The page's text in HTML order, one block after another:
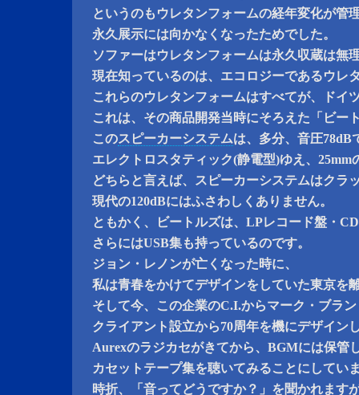
というのもウレタンフォームの経年変化が管
永久展示には向かなくなったためでした。
ソファーはウレタンフォームは永久収蔵は無
現在知っているのは、エコロジーであるウレ
これらのウレタンフォームはすべてが、ドイ
これは、その商品開発当時にそろえた「ビー
このスピーカーシステムは、多分、音圧78dB
エレクトロスタティック(静電型)ゆえ、25mm
どちらと言えば、スピーカーシステムはクラ
現代の120dBにはふさわしくありません。
ともかく、ビートルズは、LPレコード盤・
さらにはUSB集も持っているのです。
ジョン・レノンが亡くなった時に、
私は青春をかけてデザインをしていた東京を
そして今、この企業のC.I.からマーク・ブラ
クライアント設立から70周年を機にデザイン
Aurexのラジカセがきてから、BGMには保管
カセットテープ集を聴いてみることにしてい
時折、「音ってどうですか？」を聞かれます